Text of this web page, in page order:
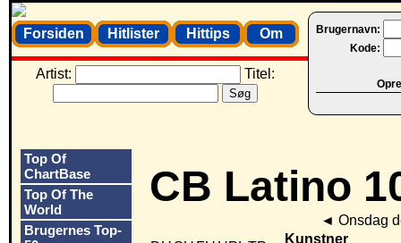
Brugernavn:
Kode:
Forsiden Hitlister Hittips Om
Artist: Titel:
Top Of
ChartBase
Top Of The
World
Brugernes Top-
CB Latino
◄ Onsdag
Kunstner